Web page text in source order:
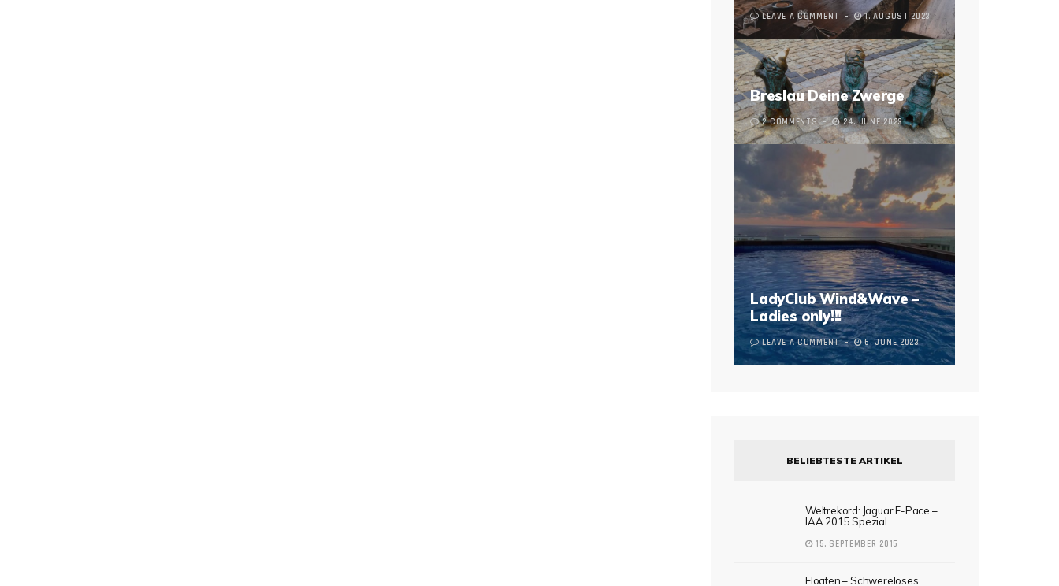
LEAVE A COMMENT 1. AUGUST 2023
Breslau Deine Zwerge
2 COMMENTS 24. JUNE 2023
LadyClub Wind&Wave –
Ladies only!!!
LEAVE A COMMENT 6. JUNE 2023
BELIEBTESTE ARTIKEL
Weltrekord: Jaguar F-Pace –
IAA 2015 Spezial
15. SEPTEMBER 2015
Floaten – Schwereloses